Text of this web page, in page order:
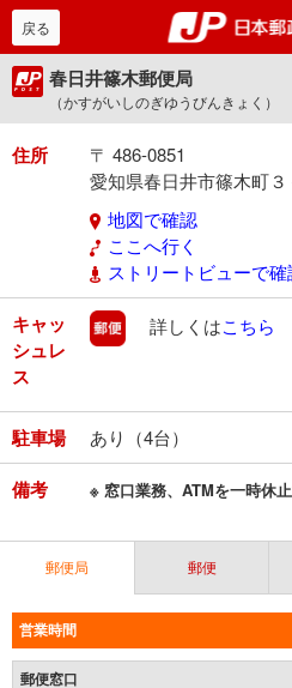
戻る
春日井篠木郵便局
（かすがいしのぎゆうびんきょく）
住所
〒 486-0851
愛知県春日井市篠木町３
地図で確認
ここへ行く
ストリートビューで確
キャッ
シュレ
ス
郵便
詳しくはこちら
駐車場 あり（4台）
備考 ※ 窓口業務、ATMを一時休
郵便局 郵便
営業時間
郵便窓口